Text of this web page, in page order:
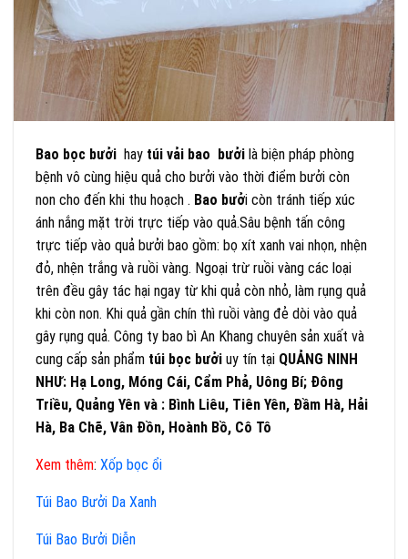
Bao bọc bưởi hay túi vải bao bưởi là biện pháp phòng
bệnh vô cùng hiệu quả cho bưởi vào thời điểm bưởi còn
non cho đến khi thu hoạch . Bao bưởi còn tránh tiếp xúc
ánh nắng mặt trời trực tiếp vào quả.Sâu bệnh tấn công
trực tiếp vào quả bưởi bao gồm: bọ xít xanh vai nhọn, nhện
đỏ, nhện trắng và ruồi vàng. Ngoại trừ ruồi vàng các loại
trên đều gây tác hại ngay từ khi quả còn nhỏ, làm rụng quả
khi còn non. Khi quả gần chín thì ruồi vàng đẻ dòi vào quả
gây rụng quả. Công ty bao bì An Khang chuyên sản xuất và
cung cấp sản phẩm túi bọc bưởi uy tín tại QUẢNG NINH
NHƯ: Hạ Long, Móng Cái, Cẩm Phả, Uông Bí; Đông
Triều, Quảng Yên và : Bình Liêu, Tiên Yên, Đầm Hà, Hải
Hà, Ba Chẽ, Vân Đồn, Hoành Bồ, Cô Tô
Xem thêm: Xốp bọc ổi
Túi Bao Bưởi Da Xanh
Túi Bao Bưởi Diễn